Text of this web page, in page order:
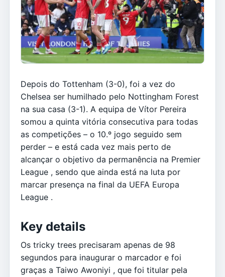
Depois do Tottenham (3-0), foi a vez do
Chelsea ser humilhado pelo Nottingham Forest
na sua casa (3-1). A equipa de Vítor Pereira
somou a quinta vitória consecutiva para todas
as competições – o 10.º jogo seguido sem
perder – e está cada vez mais perto de
alcançar o objetivo da permanência na Premier
League , sendo que ainda está na luta por
marcar presença na final da UEFA Europa
League .
Key details
Os tricky trees precisaram apenas de 98
segundos para inaugurar o marcador e foi
graças a Taiwo Awoniyi , que foi titular pela